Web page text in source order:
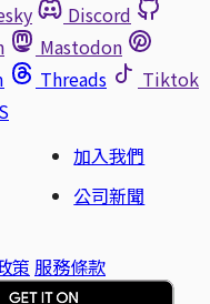
Discord
Mastodon
Threads
Tiktok
加入我們
公司新聞
策 服務條款